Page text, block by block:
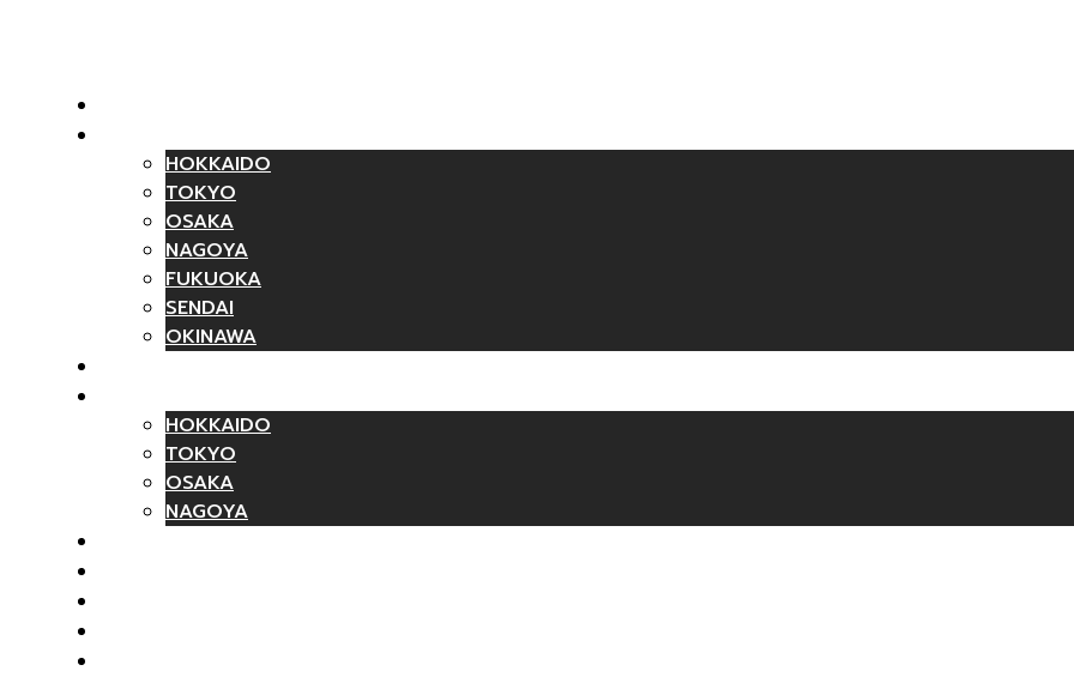
HOKKAIDO
TOKYO
OSAKA
NAGOYA
FUKUOKA
SENDAI
OKINAWA
HOKKAIDO
TOKYO
OSAKA
NAGOYA